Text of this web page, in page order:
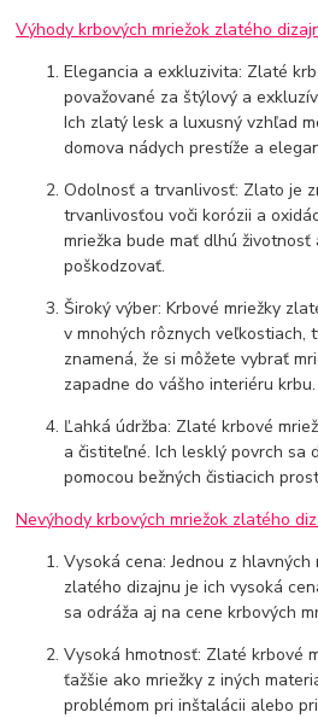
Výhody krbových mriežok zlatého
Elegancia a exkluzivita: Zlaté
považované za štýlový a
Ich zlatý lesk a luxusný vzhľad
domova nádych prestíže a
Odolnosť a trvanlivosť: Zlato je
trvanlivosťou voči korózii a
mriežka bude mať dlhú životnosť
poškodzovať.
Široký výber: Krbové mriežky
v mnohých rôznych veľkostiach,
znamená, že si môžete vybrať
zapadne do vášho interiéru krbu.
Ľahká údržba: Zlaté krbové
a čistiteľné. Ich lesklý povrch sa
pomocou bežných čistiacich
Nevýhody krbových mriežok zlatého
Vysoká cena: Jednou z
zlatého dizajnu je ich vysoká
sa odráža aj na cene krbových
Vysoká hmotnosť: Zlaté krbové
ťažšie ako mriežky z iných
problémom pri inštalácii alebo